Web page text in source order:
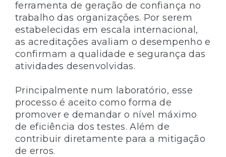
ferramenta de geração de confiança no
trabalho das organizações. Por serem
estabelecidas em escala internacional,
as acreditações avaliam o desempenho e
confirmam a qualidade e segurança das
atividades desenvolvidas.
Principalmente num laboratório, esse
processo é aceito como forma de
promover e demandar o nível máximo
de eficiência dos testes. Além de
contribuir diretamente para a mitigação
de erros.